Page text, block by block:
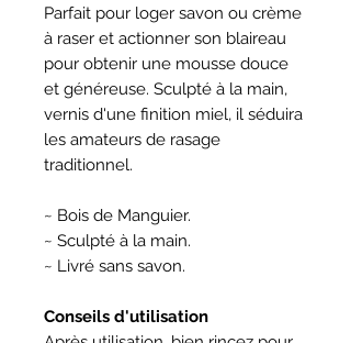
Parfait pour loger savon ou crème
à raser et actionner son blaireau
pour obtenir une mousse douce
et généreuse. Sculpté à la main,
vernis d'une finition miel, il séduira
les amateurs de rasage
traditionnel.
~ Bois de Manguier.
~ Sculpté à la main.
~ Livré sans savon.
Conseils d'utilisation